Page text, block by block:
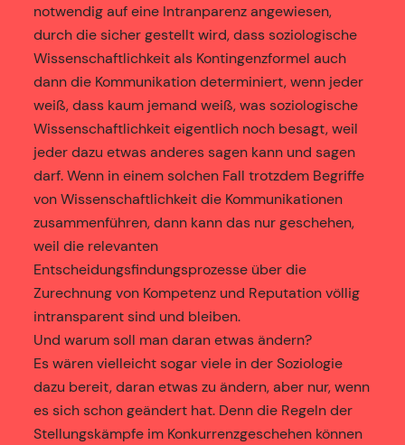
notwendig auf eine Intranparenz angewiesen,
durch die sicher gestellt wird, dass soziologische
Wissenschaftlichkeit als Kontingenzformel auch
dann die Kommunikation determiniert, wenn jeder
weiß, dass kaum jemand weiß, was soziologische
Wissenschaftlichkeit eigentlich noch besagt, weil
jeder dazu etwas anderes sagen kann und sagen
darf. Wenn in einem solchen Fall trotzdem Begriffe
von Wissenschaftlichkeit die Kommunikationen
zusammenführen, dann kann das nur geschehen,
weil die relevanten
Entscheidungsfindungsprozesse über die
Zurechnung von Kompetenz und Reputation völlig
intransparent sind und bleiben.
Und warum soll man daran etwas ändern?
Es wären vielleicht sogar viele in der Soziologie
dazu bereit, daran etwas zu ändern, aber nur, wenn
es sich schon geändert hat. Denn die Regeln der
Stellungskämpfe im Konkurrenzgeschehen können